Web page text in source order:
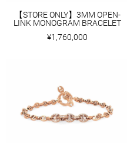
【STORE ONLY】3MM OPEN-
LINK MONOGRAM BRACELET
¥1,760,000